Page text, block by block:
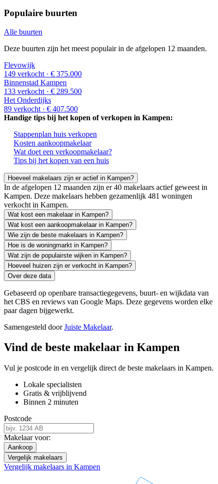
Populaire buurten
Alle buurten
Deze buurten zijn het meest populair in de afgelopen 12 maanden.
Flevowijk
149 verkocht · € 375.000
Binnenstad Kampen
133 verkocht · € 289.500
Het Onderdijks
89 verkocht · € 407.500
Handige tips bij het kopen of verkopen in Kampen:
Stappenplan huis verkopen
Kosten aankoopmakelaar
Wat doet een verkoopmakelaar?
Tips bij het kopen van een huis
Hoeveel makelaars zijn er actief in Kampen?
In de afgelopen 12 maanden zijn er 40 makelaars actief geweest in
Kampen. Deze makelaars hebben gezamenlijk 481 woningen
verkocht in Kampen.
Wat kost een makelaar in Kampen?
Wat kost een aankoopmakelaar in Kampen?
Wie zijn de beste makelaars in Kampen?
Hoe is de woningmarkt in Kampen?
Wat zijn de populairste wijken in Kampen?
Hoeveel huizen zijn er verkocht in Kampen?
Over deze data
Gebaseerd op openbare transactiegegevens, buurt- en wijkdata van
het CBS en reviews van Google Maps. Deze gegevens worden elke
paar dagen bijgewerkt.
Samengesteld doorJuiste Makelaar.
Vind de beste makelaar in Kampen
Vul je postcode in en vergelijk direct de beste makelaars in Kampen.
Lokale specialisten
Gratis & vrijblijvend
Binnen 2 minuten
Postcode
Makelaar voor:
Aankoop
Vergelijk makelaars
Vergelijk makelaars in Kampen